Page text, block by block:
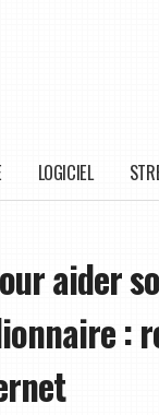
LOGICIEL
aider
: